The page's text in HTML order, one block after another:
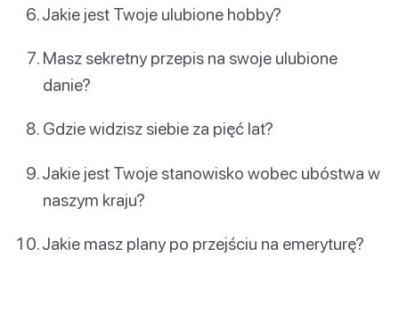
Jakie jest Twoje ulubione hobby?
Masz sekretny przepis na swoje ulubione
danie?
Gdzie widzisz siebie za pięć lat?
Jakie jest Twoje stanowisko wobec ubóstwa w
naszym kraju?
Jakie masz plany po przejściu na emeryturę?